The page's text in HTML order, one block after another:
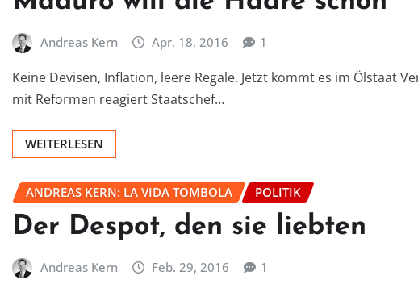
Andreas Kern Apr. 18, 2016 1
Keine Devisen, Inflation, leere Regale. Jetzt kommt es im Ölstaat
mit Reformen reagiert Staatschef…
WEITERLESEN
ANDREAS KERN: LA VIDA TOMBOLA POLITIK
Der Despot, den sie liebten
Andreas Kern Feb. 29, 2016 1